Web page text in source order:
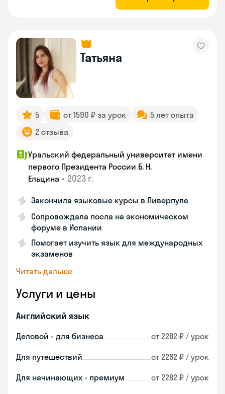
Татьяна
5 от 1590 ₽ за урок
5 лет опыта
2 отзыва
Уральский федеральный университет имени
первого Президента России Б. Н.
Ельцина • 2023 г.
Закончила языковые курсы в Ливерпуле
Сопровождала посла на экономическом
форуме в Испании
Помогает изучить язык для международных
экзаменов
Читать дальше
Услуги и цены
Английский язык
Деловой - для бизнеса от 2282 ₽ / урок
Для путешествий от 2282 ₽ / урок
Для начинающих - премиум от 2282 ₽ / урок